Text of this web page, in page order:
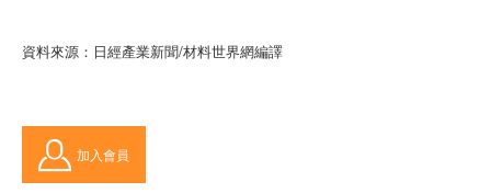
資料來源：日經產業新聞/材料世界網編譯
加入會員